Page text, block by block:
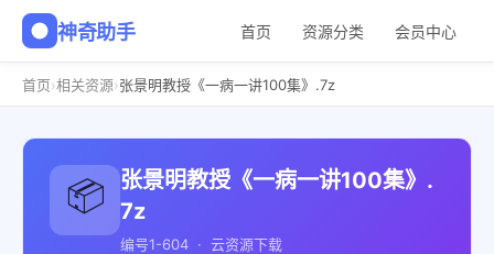
神奇助手 首页 资源分类 会员中心
首页›相关资源›张景明教授《一病一讲100集》.7z
📦
张景明教授《一病一讲100集》.
7z
编号1-604 · 云资源下载